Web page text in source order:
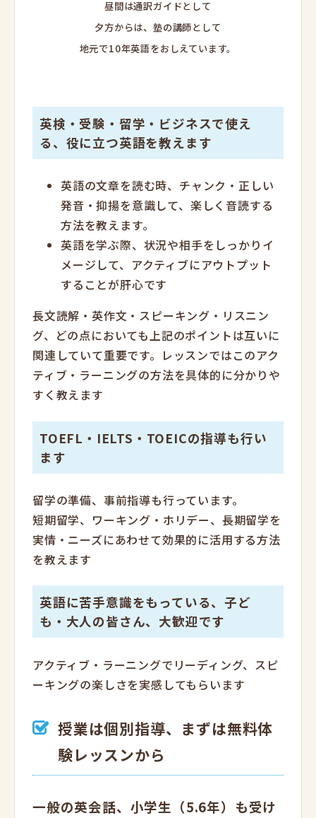
昼間は通訳ガイドとして
夕方からは、塾の講師として
地元で10年英語をおしえています。
英検・受験・留学・ビジネスで使え
る、役に立つ英語を教えます
英語の文章を読む時、チャンク・正しい
発音・抑揚を意識して、楽しく音読する
方法を教えます。
英語を学ぶ際、状況や相手をしっかりイ
メージして、アクティブにアウトプット
することが肝心です
長文読解・英作文・スピーキング・リスニン
グ、どの点においても上記のポイントは互いに
関連していて重要です。レッスンではこのアク
ティブ・ラーニングの方法を具体的に分かりや
すく教えます
TOEFL・IELTS・TOEICの指導も行い
ます
留学の準備、事前指導も行っています。
短期留学、ワーキング・ホリデー、長期留学を
実情・ニーズにあわせて効果的に活用する方法
を教えます
英語に苦手意識をもっている、子ど
も・大人の皆さん、大歓迎です
アクティブ・ラーニングでリーディング、スピ
ーキングの楽しさを実感してもらいます
授業は個別指導、まずは無料体
験レッスンから
一般の英会話、小学生（5.6年）も受け